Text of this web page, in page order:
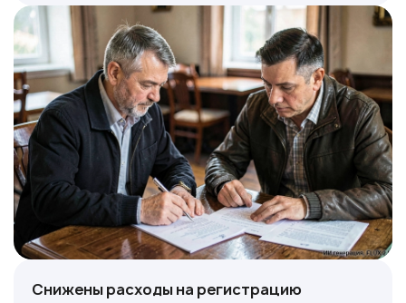
Снижены расходы на регистрацию